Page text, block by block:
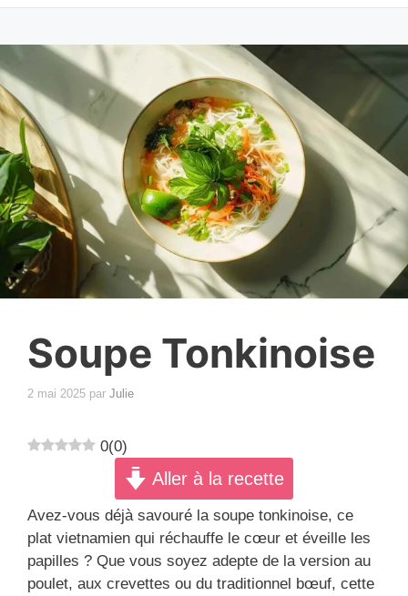
Soupe Tonkinoise
2 mai 2025 par Julie
0(0)
Aller à la recette
Avez-vous déjà savouré la soupe tonkinoise, ce
plat vietnamien qui réchauffe le cœur et éveille les
papilles ? Que vous soyez adepte de la version au
poulet, aux crevettes ou du traditionnel bœuf, cette